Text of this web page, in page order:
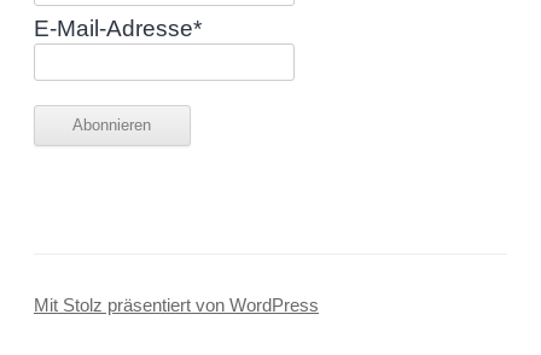
E-Mail-Adresse*
Mit Stolz präsentiert von WordPress